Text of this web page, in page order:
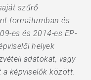
szűrő
formátumban és
es és 2014-es EP-
helyek
adatokat, vagy
képviselők között.